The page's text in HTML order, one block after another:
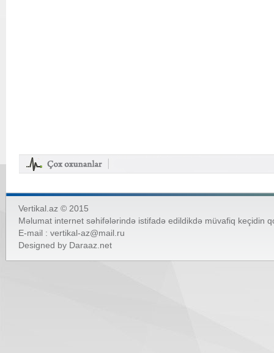
Vertikal.az © 2015
Məlumat internet səhifələrində istifadə edildikdə müvafiq keçidin
E-mail : vertikal-az@mail.ru
Designed by Daraaz.net